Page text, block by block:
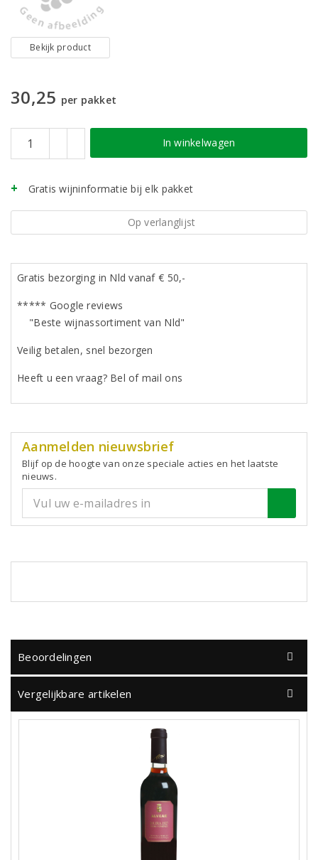
Bekijk product
30,25 per pakket
In winkelwagen
Gratis wijninformatie bij elk pakket
Op verlanglijst
Gratis bezorging in Nld vanaf € 50,-
***** Google reviews
"Beste wijnassortiment van Nld"
Veilig betalen, snel bezorgen
Heeft u een vraag? Bel of mail ons
Aanmelden nieuwsbrief
Blijf op de hoogte van onze speciale acties en het laatste
nieuws.
Beoordelingen
Vergelijkbare artikelen